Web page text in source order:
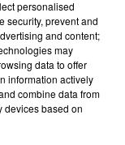
personalised
security, prevent and
and content;
may
data to offer
information actively
combine data from
devices based on